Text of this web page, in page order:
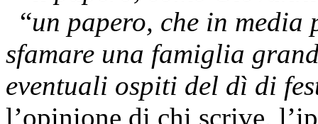
“un papero, che in media
sfamare una famiglia
eventuali ospiti del dì di
l’opinione di chi scrive,